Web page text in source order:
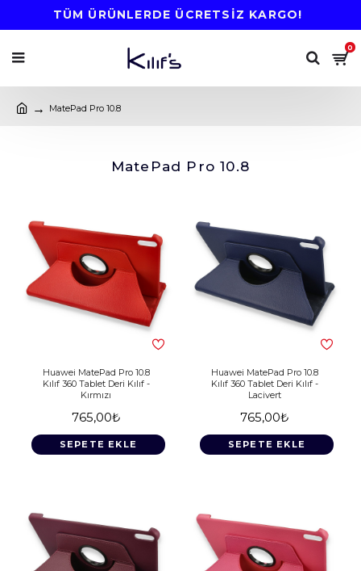
TÜM ÜRÜNLERDE ÜCRETSİZ KARGO!
0
MatePad Pro 10.8
MatePad Pro 10.8
Huawei MatePad Pro 10.8
Kılıf 360 Tablet Deri Kılıf -
Kırmızı
765,00₺
SEPETE EKLE
Huawei MatePad Pro 10.8
Kılıf 360 Tablet Deri Kılıf -
Lacivert
765,00₺
SEPETE EKLE